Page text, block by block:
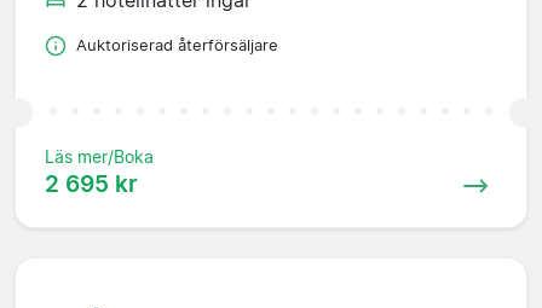
Auktoriserad återförsäljare
Läs mer/Boka
2 695 kr